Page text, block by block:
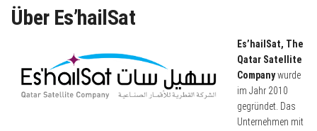
Über Es’hailSat
Es’hailSat, The
Qatar Satellite
Companywurde
im Jahr 2010
gegründet. Das
Unternehmen mit